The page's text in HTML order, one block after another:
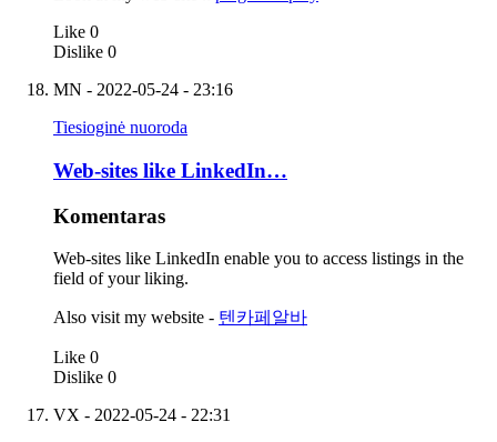
Like 0
Dislike 0
MN - 2022-05-24 - 23:16
Tiesioginė nuoroda
Web-sites like LinkedIn…
Komentaras
Web-sites like LinkedIn enable you to access listings in the
field of your liking.
Also visit my website - 텐카페알바
Like 0
Dislike 0
VX - 2022-05-24 - 22:31